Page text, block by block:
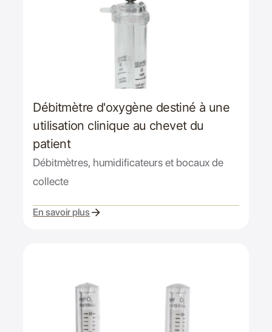
Débitmètre d'oxygène destiné à une
utilisation clinique au chevet du
patient
Débitmètres, humidificateurs et bocaux de
collecte
En savoir plus